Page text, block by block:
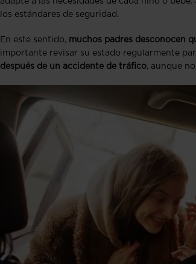
los estándares de seguridad.
En este sentido, muchos padres desconocen
importante revisar su estado regularmente
después de un accidente de tráfico, aunque